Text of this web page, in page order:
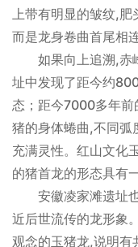
上带有明显的皱纹,肥
而是龙身卷曲首尾相
如果向上追溯,赤
址中发现了距今约
态；距今7000多年前
猪的身体蜷曲,不同弧
充满灵性。红山文化
的猪首龙的形态具有
安徽凌家滩遗址也
近后世流传的龙形象
观念的玉猪龙,说明有